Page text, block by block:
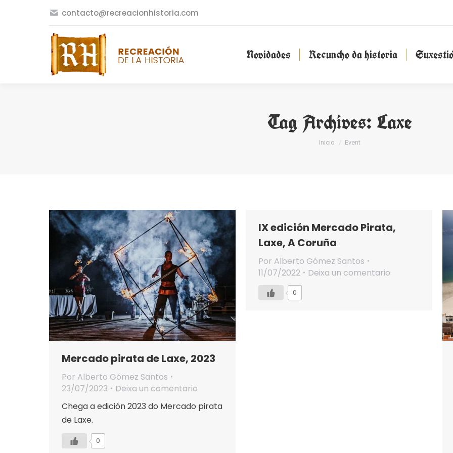
contacto@recreacionhistoria.com
Novidades Recuncho da historia
Tag Archives:Laxe
You are here:
Inicio Event
Mercado pirata de Laxe, 2023
Por Alberto Gómez Santos
23/07/2023
Deixa un comentario
Chega a edición 2023 do Mercado pirata
de Laxe.
0
IX edición Mercado Pirata,
Laxe, A Coruña
Por Alberto Gómez Santos
11/07/2022
Deixa un comentario
0
Novidades Recuncho da historia